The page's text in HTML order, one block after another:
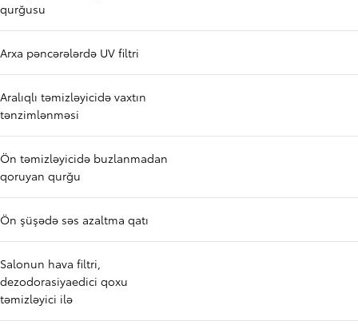
qurğusu
Arxa pəncərələrdə UV filtri
Aralıqlı təmizləyicidə vaxtın
tənzimlənməsi
Ön təmizləyicidə buzlanmadan
qoruyan qurğu
Ön şüşədə səs azaltma qatı
Salonun hava filtri,
dezodorasiyaedici qoxu
təmizləyici ilə